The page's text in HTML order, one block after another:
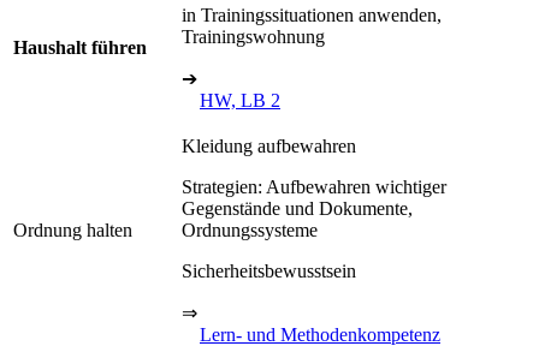
Haushalt führen
in Trainingssituationen anwenden,
Trainingswohnung
➔
HW, LB 2
Ordnung halten
Kleidung aufbewahren
Strategien: Aufbewahren wichtiger
Gegenstände und Dokumente,
Ordnungssysteme
Sicherheitsbewusstsein
⇒
Lern- und Methodenkompetenz